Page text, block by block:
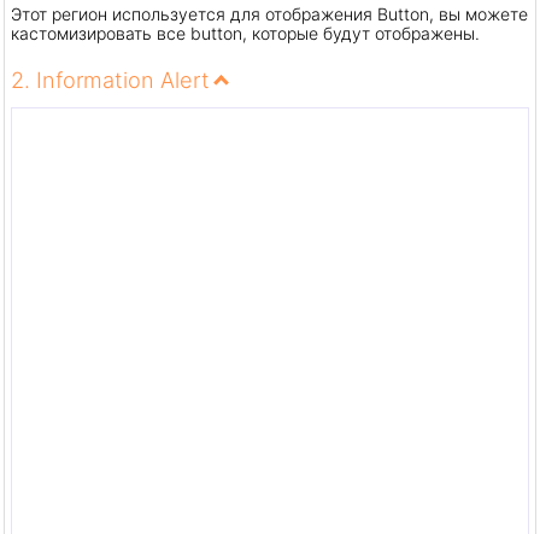
Этот регион используется для отображения Button, вы можете
кастомизировать все button, которые будут отображены.
2. Information Alert